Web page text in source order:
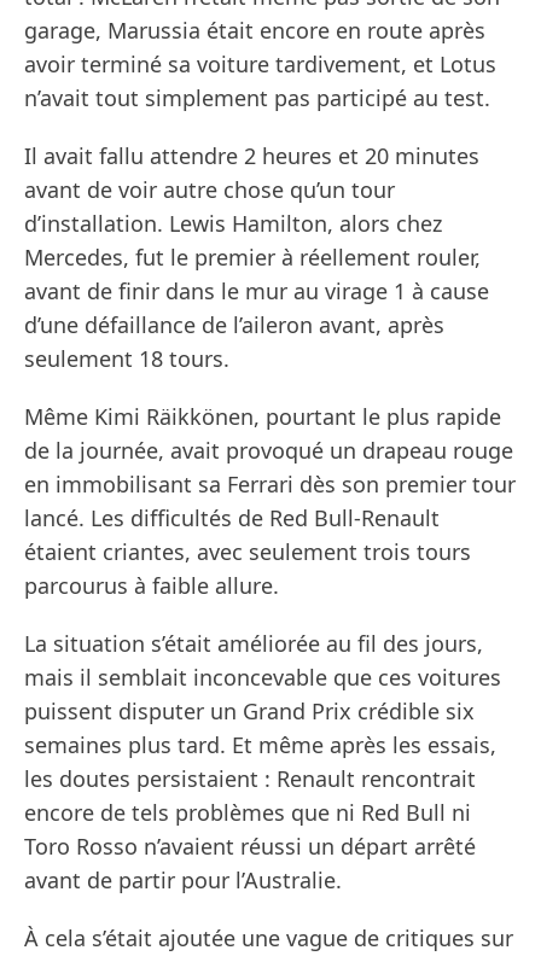
garage, Marussia était encore en route après
avoir terminé sa voiture tardivement, et Lotus
n’avait tout simplement pas participé au test.
Il avait fallu attendre 2 heures et 20 minutes
avant de voir autre chose qu’un tour
d’installation. Lewis Hamilton, alors chez
Mercedes, fut le premier à réellement rouler,
avant de finir dans le mur au virage 1 à cause
d’une défaillance de l’aileron avant, après
seulement 18 tours.
Même Kimi Räikkönen, pourtant le plus rapide
de la journée, avait provoqué un drapeau rouge
en immobilisant sa Ferrari dès son premier tour
lancé. Les difficultés de Red Bull-Renault
étaient criantes, avec seulement trois tours
parcourus à faible allure.
La situation s’était améliorée au fil des jours,
mais il semblait inconcevable que ces voitures
puissent disputer un Grand Prix crédible six
semaines plus tard. Et même après les essais,
les doutes persistaient : Renault rencontrait
encore de tels problèmes que ni Red Bull ni
Toro Rosso n’avaient réussi un départ arrêté
avant de partir pour l’Australie.
À cela s’était ajoutée une vague de critiques sur